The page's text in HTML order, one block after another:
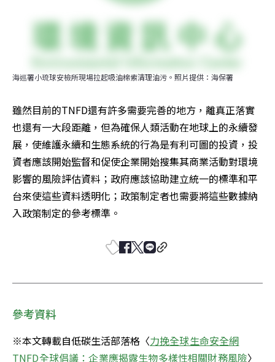
海巡署小琉球安檢所現場拉起吸油棉索清理油污。照片提供：海保署
雖然目前的TNFD還有許多需要完善的地方，離真正落實
也還有一大段距離，但為確保人類活動在地球上的永續發
展，使維護永續和生態系統的行為是有利可圖的投資，投
資者應該開始監督和促使企業開始搜集其商業活動對環境
影響的風險評估資料；政府應該協助建立統一的標準和平
台來使這些資料透明化；政策制定者也需要將這些數據納
入政策制定的參考標準。
參考資料
※本文轉載自低碳生活部落格〈力挽全球生命安全網
TNFD全球倡議：企業應揭露生物多樣性相關財務風險〉